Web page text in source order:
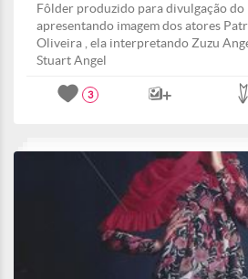
Fôlder produzido para divulgação do
apresentando imagem dos atores
Oliveira , ela interpretando Zuzu
Stuart Angel
3